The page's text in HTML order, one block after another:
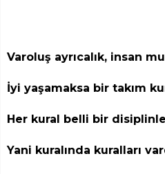
Varoluş ayrıcalık, insan
İyi yaşamaksa bir takım
Her kural belli bir
Yani kuralında kuralları